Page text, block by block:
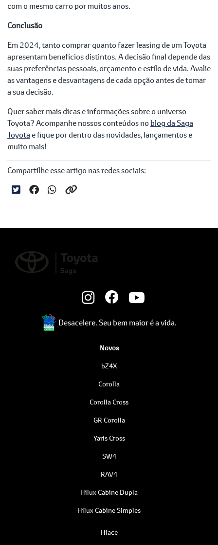
com o mesmo carro por muitos anos.
Conclusão
Em 2024, tanto comprar quanto fazer leasing de um Toyota
apresentam benefícios distintos. A decisão final depende das
suas preferências pessoais, orçamento e estilo de vida. Avalie
as vantagens e desvantagens de cada opção antes de tomar
a sua decisão.
Quer saber mais dicas e informações sobre o universo
Toyota? Acompanhe nossos conteúdos no blog da Saga
Toyotae fique por dentro das novidades, lançamentos e
muito mais!
Compartilhe esse artigo nas redes sociais:
Desacelere. Seu bem maior é a vida.
Novos
bZ4X
Corolla
Corolla Cross
GR Corolla
Yaris Cross
SW4
RAV4
Hilux Cabine Dupla
Hilux Cabine Simples
Hiace